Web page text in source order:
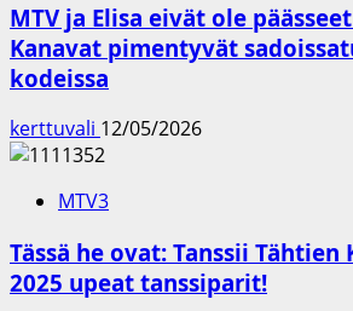
MTV ja Elisa eivät ole
Kanavat pimentyvät
kodeissa
kerttuvali 12/05/2026
MTV3
Tässä he ovat: Tanssii Tähtien
2025 upeat tanssiparit!